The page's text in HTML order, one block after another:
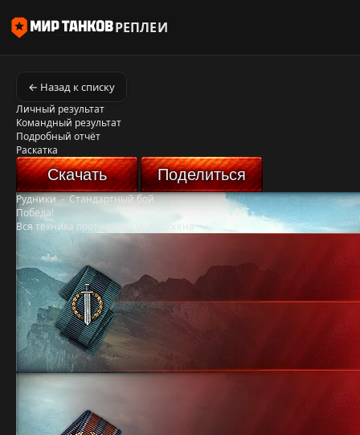
РЕПЛЕИ
← Назад к списку
Личный результат
Командный результат
Подробный отчёт
Раскатка
Скачать Поделиться
Рудники-Стандартный бой
Победа!
Вся техника противника уничтожена